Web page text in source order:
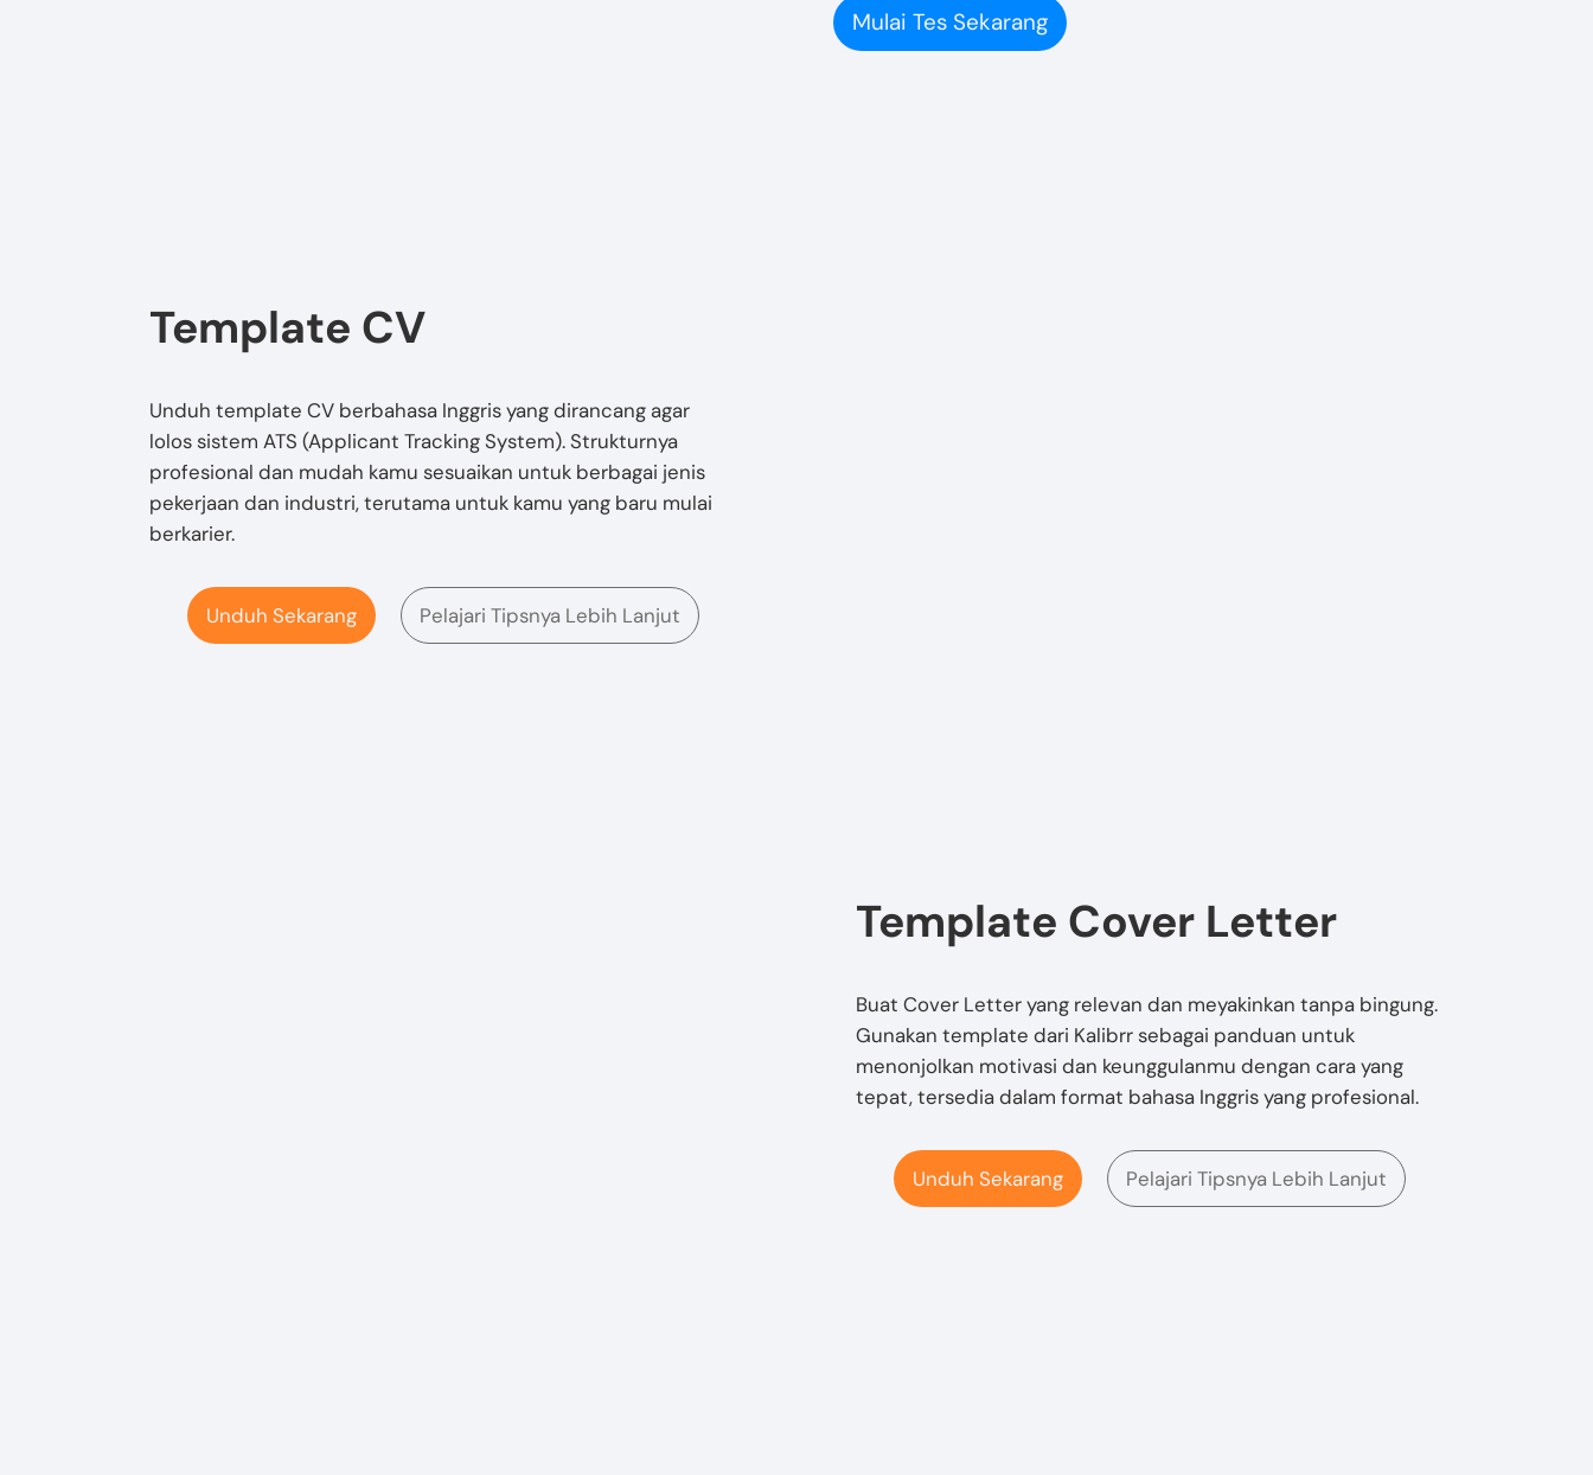
Mulai Tes Sekarang
Template Cover Letter
Buat Cover Letter yang relevan dan meyakinkan tanpa bingung.
Gunakan template dari Kalibrr sebagai panduan untuk
menonjolkan motivasi dan keunggulanmu dengan cara yang
tepat, tersedia dalam format bahasa Inggris yang profesional.
Unduh Sekarang Pelajari Tipsnya Lebih Lanjut
Template CV
Unduh template CV berbahasa Inggris yang dirancang agar
lolos sistem ATS (Applicant Tracking System). Strukturnya
profesional dan mudah kamu sesuaikan untuk berbagai jenis
pekerjaan dan industri, terutama untuk kamu yang baru mulai
berkarier.
Unduh Sekarang Pelajari Tipsnya Lebih Lanjut